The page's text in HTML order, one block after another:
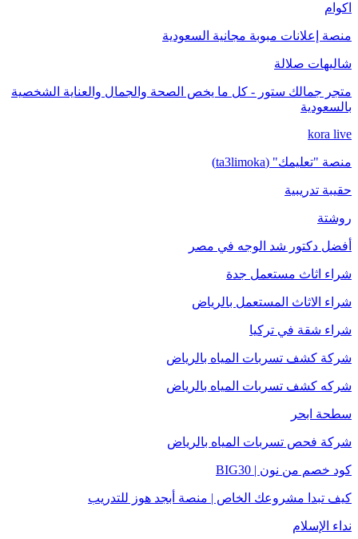
اكوام
منصة إعلانات مبوبة مجانية السعودية
شاليهات صلالة
متجر جمالك ستور - كل ما يخص الصحة والجمال والعناية الشخصية
بالسعودية
kora live
منصة "تعليمك" (ta3limoka)
حقيبة تدريبية
روشتة
أفضل دكتور شد الوجه في مصر
شراء اثاث مستعمل جدة
شراء الاثاث المستعمل بالرياض
شراء شقة في تركيا
شركة كشف تسربات المياه بالرياض
شركه كشف تسربات المياه بالرياض
سطحة ابحر
شركة فحص تسربات المياه بالرياض
كود خصم من نون | BIG30
كيف تبدا مشروعك الخاص | منصة أبجد هوز للتدريب
نداء الإسلام